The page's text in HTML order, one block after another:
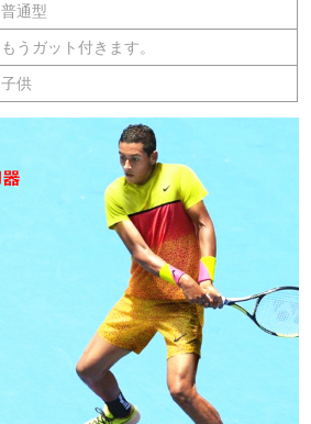
普通型
もうガット付きます。
子供